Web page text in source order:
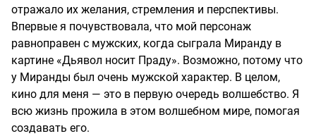
отражало их желания, стремления и перспективы.
Впервые я почувствовала, что мой персонаж
равноправен с мужских, когда сыграла Миранду в
картине «Дьявол носит Праду». Возможно, потому что
у Миранды был очень мужской характер. В целом,
кино для меня — это в первую очередь волшебство. Я
всю жизнь прожила в этом волшебном мире, помогая
создавать его.